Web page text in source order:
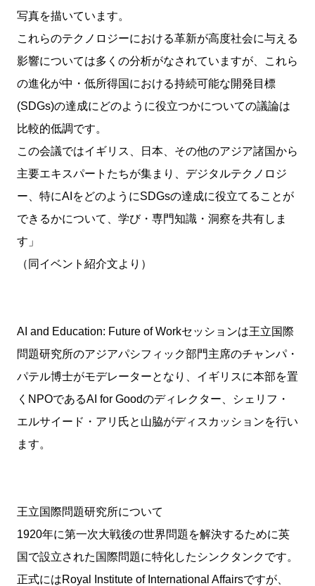
写真を描いています。
これらのテクノロジーにおける革新が高度社会に与える
影響については多くの分析がなされていますが、これら
の進化が中・低所得国における持続可能な開発目標
(SDGs)の達成にどのように役立つかについての議論は
比較的低調です。
この会議ではイギリス、日本、その他のアジア諸国から
主要エキスパートたちが集まり、デジタルテクノロジ
ー、特にAIをどのようにSDGsの達成に役立てることが
できるかについて、学び・専門知識・洞察を共有しま
す」
（同イベント紹介文より）
AI and Education: Future of Workセッションは王立国際
問題研究所のアジアパシフィック部門主席のチャンパ・
パテル博士がモデレーターとなり、イギリスに本部を置
くNPOであるAI for Goodのディレクター、シェリフ・
エルサイード・アリ氏と山脇がディスカッションを行い
ます。
王立国際問題研究所について
1920年に第一次大戦後の世界問題を解決するために英
国で設立された国際問題に特化したシンクタンクです。
正式にはRoyal Institute of International Affairsですが、